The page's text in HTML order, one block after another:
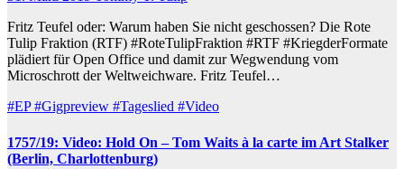
Fritz Teufel oder: Warum haben Sie nicht geschossen? Die Rote
Tulip Fraktion (RTF) #RoteTulipFraktion #RTF #KriegderFormate
plädiert für Open Office und damit zur Wegwendung vom
Microschrott der Weltweichware. Fritz Teufel…
#EP#Gigpreview #Tageslied #Video
1757/19: Video: Hold On – Tom Waits à la carte im Art Stalker
(Berlin, Charlottenburg)